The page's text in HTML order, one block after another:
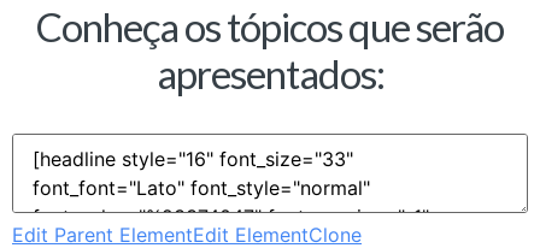
Conheça os tópicos que serão
apresentados:
Edit Parent ElementEdit ElementClone